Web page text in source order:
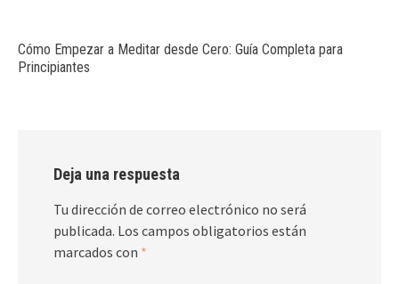
Cómo Empezar a Meditar desde Cero: Guía Completa para
Principiantes
Deja una respuesta
Tu dirección de correo electrónico no será
publicada. Los campos obligatorios están
marcados con *